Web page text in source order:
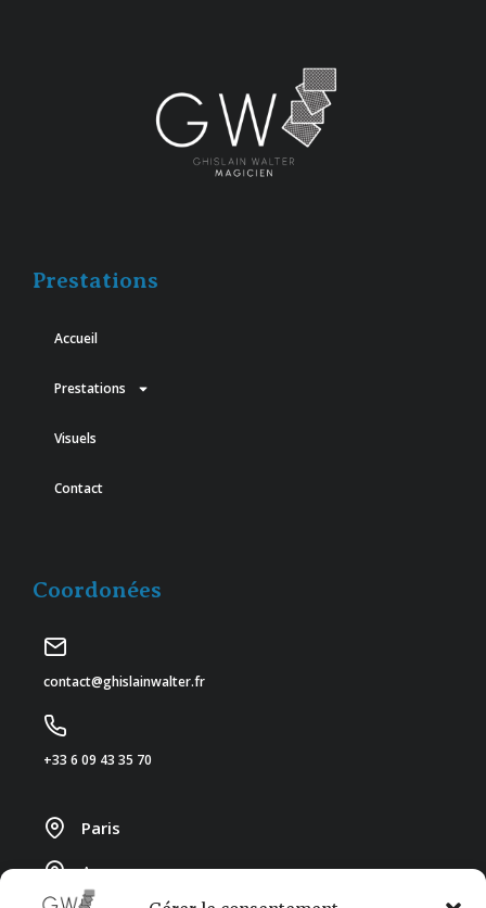
Prestations
Accueil
Prestations
Visuels
Contact
Coordonées
contact@ghislainwalter.fr
+33 6 09 43 35 70
Paris
Annecy